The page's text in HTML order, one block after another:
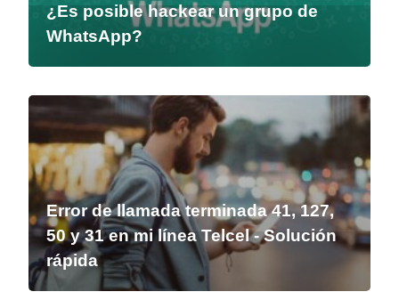
¿Es posible hackear un grupo de
WhatsApp?
Error de llamada terminada 41, 127,
50 y 31 en mi línea Telcel - Solución
rápida